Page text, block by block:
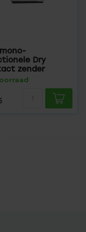
Dry
zender